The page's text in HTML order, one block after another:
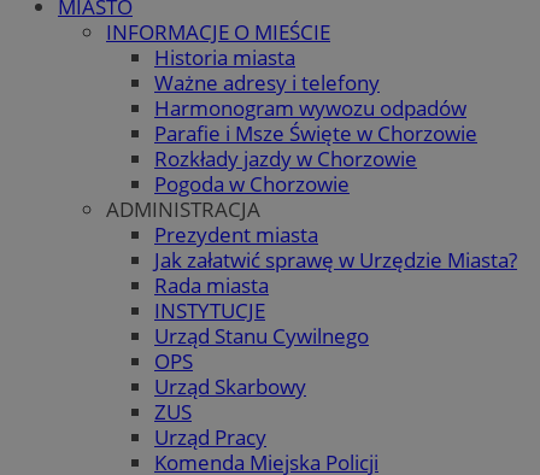
MIASTO
INFORMACJE O MIEŚCIE
Historia miasta
Ważne adresy i telefony
Harmonogram wywozu odpadów
Parafie i Msze Święte w Chorzowie
Rozkłady jazdy w Chorzowie
Pogoda w Chorzowie
ADMINISTRACJA
Prezydent miasta
Jak załatwić sprawę w Urzędzie Miasta?
Rada miasta
INSTYTUCJE
Urząd Stanu Cywilnego
OPS
Urząd Skarbowy
ZUS
Urząd Pracy
Komenda Miejska Policji